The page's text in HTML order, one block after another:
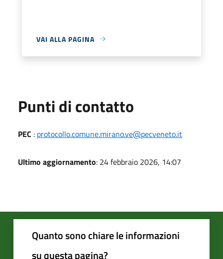
VAI ALLA PAGINA
Punti di contatto
PEC : protocollo.comune.mirano.ve@pecveneto.it
Ultimo aggiornamento: 24 febbraio 2026, 14:07
Quanto sono chiare le informazioni
su questa pagina?